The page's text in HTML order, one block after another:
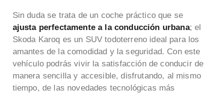
Sin duda se trata de un coche práctico que se
ajusta perfectamente a la conducción urbana; el
Skoda Karoq es un SUV todoterreno ideal para los
amantes de la comodidad y la seguridad. Con este
vehículo podrás vivir la satisfacción de conducir de
manera sencilla y accesible, disfrutando, al mismo
tiempo, de las novedades tecnológicas más